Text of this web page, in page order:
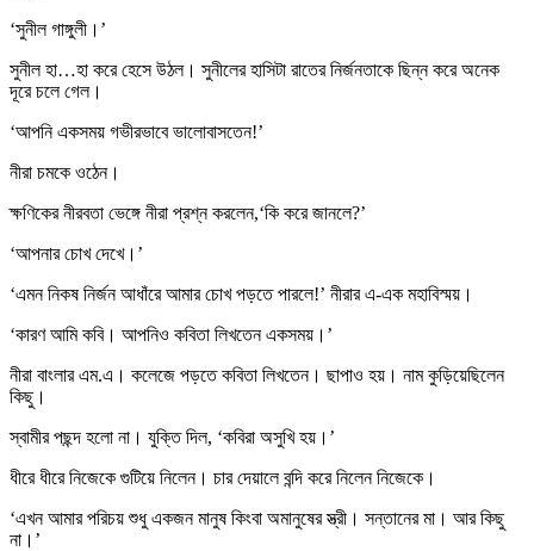
‘সুনীল গাঙ্গুলী।’
সুনীল হা…হা করে হেসে উঠল। সুনীলের হাসিটা রাতের নির্জনতাকে ছিন্ন করে অনেক
দূরে চলে গেল।
‘আপনি একসময় গভীরভাবে ভালোবাসতেন!’
নীরা চমকে ওঠেন।
ক্ষণিকের নীরবতা ভেঙ্গে নীরা প্রশ্ন করলেন,‘কি করে জানলে?’
‘আপনার চোখ দেখে।’
‘এমন নিকষ নির্জন আধাঁরে আমার চোখ পড়তে পারলে!’ নীরার এ-এক মহাবিস্ময়।
‘কারণ আমি কবি। আপনিও কবিতা লিখতেন একসময়।’
নীরা বাংলার এম.এ। কলেজে পড়তে কবিতা লিখতেন। ছাপাও হয়। নাম কুড়িয়েছিলেন
কিছু।
স্বামীর পছন্দ হলো না। যুক্তি দিল, ‘কবিরা অসুখি হয়।’
ধীরে ধীরে নিজেকে গুটিয়ে নিলেন। চার দেয়ালে বন্দি করে নিলেন নিজেকে।
‘এখন আমার পরিচয় শুধু একজন মানুষ কিংবা অমানুষের স্ত্রী। সন্তানের মা। আর কিছু
না।’